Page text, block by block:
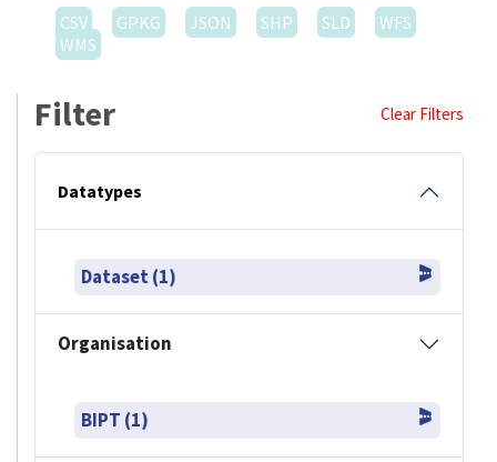
CSV
GPKG JSON SHP SLD
WFS
WMS
Filter Clear Filters
Datatypes
Dataset (1)
Organisation
BIPT (1)